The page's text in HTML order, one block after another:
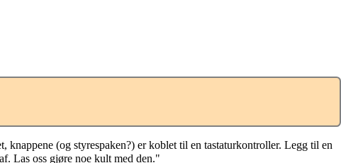
(og styrespaken?) er koblet til en tastaturkontroller. Legg til en
Las oss gjøre noe kult med den."